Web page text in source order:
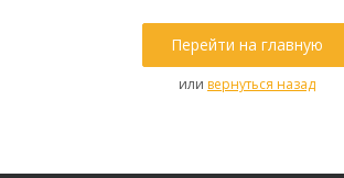
Перейти на главную
или вернуться назад